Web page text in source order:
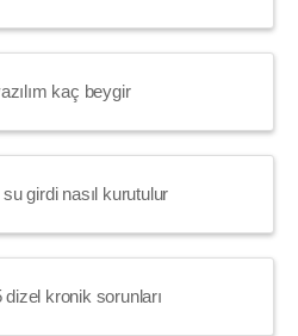
kaç beygir
girdi nasıl kurutulur
kronik sorunları